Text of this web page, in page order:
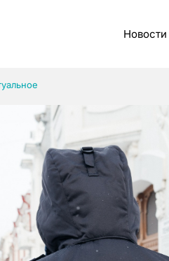
Новости